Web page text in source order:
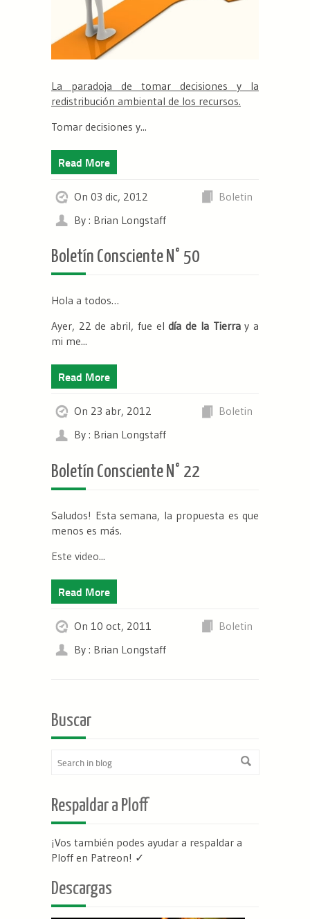
La paradoja de tomar decisiones y la
redistribución ambiental de los recursos.
Tomar decisiones y...
Read More
On 03 dic, 2012
Boletin
By : Brian Longstaff
Boletín Consciente N° 50
Hola a todos…
Ayer, 22 de abril, fue eldía de la Tierray a
mi me...
Read More
On 23 abr, 2012
Boletin
By : Brian Longstaff
Boletín Consciente N° 22
Saludos! Esta semana, la propuesta es que
menos es más.
Este video...
Read More
On 10 oct, 2011
Boletin
By : Brian Longstaff
Buscar
Respaldar a Ploff
¡Vos también podes ayudar a respaldar a
Ploff en Patreon! ✓
Descargas